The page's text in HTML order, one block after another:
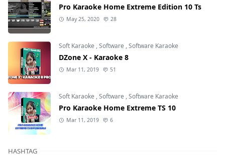
Pro Karaoke Home Extreme Edition 10 Ts
May 25, 2020 28
Soft Karaoke ,Software ,Software Karaoke
DZone X - Karaoke 8
Mar 11, 2019 51
Soft Karaoke ,Software ,Software Karaoke
Pro Karaoke Home Extreme TS 10
Mar 11, 2019 6
HASHTAG